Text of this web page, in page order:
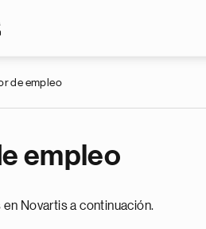
de empleo
empleo
Novartis a continuación.